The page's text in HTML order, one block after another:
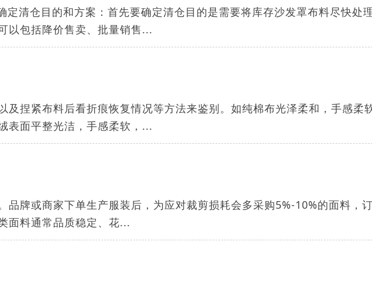
定清仓目的和方案：首先要确定清仓目的是需要将库存沙发罩布料尽快处
以包括降价售卖、批量销售...
及捏紧布料后看折痕恢复情况等方法来鉴别。如纯棉布光泽柔和，手感柔
表面平整光洁，手感柔软，...
品牌或商家下单生产服装后，为应对裁剪损耗会多采购5%-10%的面料，
面料通常品质稳定、花...